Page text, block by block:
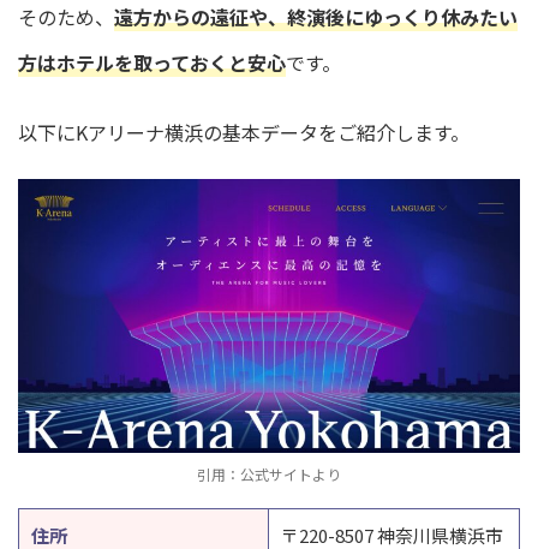
そのため、 遠方からの遠征や、終演後にゆっくり休みたい
方はホテルを取っておくと安心です。
以下にKアリーナ横浜の基本データをご紹介します。
引用：公式サイトより
住所
〒220-8507 神奈川県横浜市